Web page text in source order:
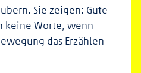
Sie zeigen: Gute
keine Worte, wenn
das Erzählen